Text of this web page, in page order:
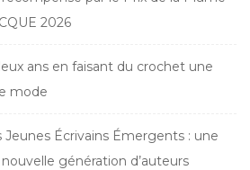
2026
ans en faisant du crochet une
mode
Jeunes Écrivains Émergents : une
génération d’auteurs